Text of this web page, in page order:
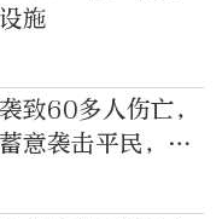
施
致60多人伤亡，
意袭击平民，乌